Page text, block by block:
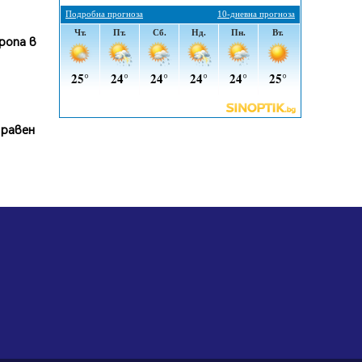
в
По-малко тежки катастрофи в
Пернишко от началото на
годината
05.08.2026, 09:30
Ивкова и депутата от Перник
Мартин Жлябинков обходиха